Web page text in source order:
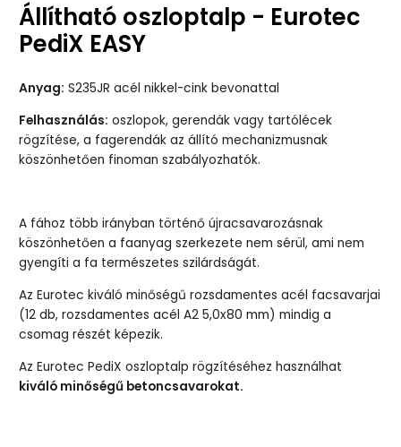
Állítható oszloptalp - Eurotec
PediX EASY
Anyag: S235JR acél nikkel-cink bevonattal
Felhasználás: oszlopok, gerendák vagy tartólécek
rögzítése, a fagerendák az állító mechanizmusnak
köszönhetően finoman szabályozhatók.
A fához több irányban történő újracsavarozásnak
köszönhetően a faanyag szerkezete nem sérül, ami nem
gyengíti a fa természetes szilárdságát.
Az Eurotec kiváló minőségű rozsdamentes acél facsavarjai
(12 db, rozsdamentes acél A2 5,0x80 mm) mindig a
csomag részét képezik.
Az Eurotec PediX oszloptalp rögzítéséhez használhat
kiváló minőségű betoncsavarokat.